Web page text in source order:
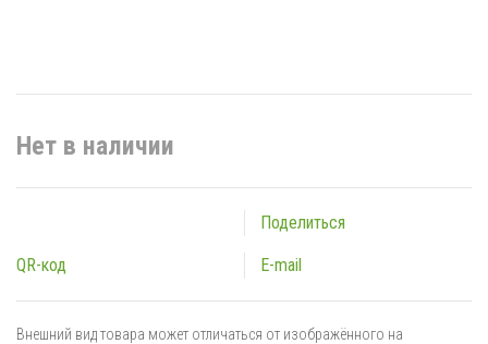
Нет в наличии
Поделиться
QR-код E-mail
Внешний вид товара может отличаться от изображённого на